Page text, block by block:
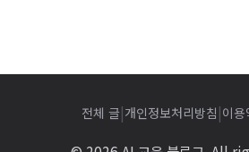
전체 글|개인정보처리방침 |이